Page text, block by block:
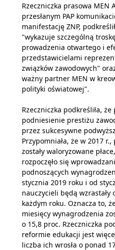
Rzeczniczka prasowa MEN
przesłanym PAP
manifestację ZNP,
"wykazuje szczególną
prowadzenia otwartego i
przedstawicielami
związków zawodowych"
ważny partner MEN w
polityki oświatowej".
Rzeczniczka podkreśliła,
podniesienie prestiżu
przez sukcesywne
Przypomniała, że w 2017
zostały waloryzowane
rozpoczęło się
podnoszących
stycznia 2019 roku i od
nauczycieli będą wzrastały
każdym roku. Oznacza to,
miesięcy wynagrodzenia
o 15,8 proc. Rzeczniczka
reformie edukacji jest
liczba ich wrosła o ponad